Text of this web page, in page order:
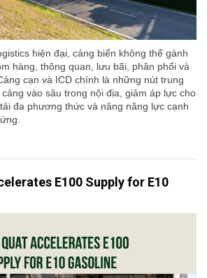
hiện đại, cảng biển không thể gánh
hàng, thông quan, lưu bãi, phân phối và
cạn và ICD chính là những nút trung
vào sâu trong nội địa, giảm áp lực cho
đa phương thức và nâng năng lực cạnh
E100 Supply for E10